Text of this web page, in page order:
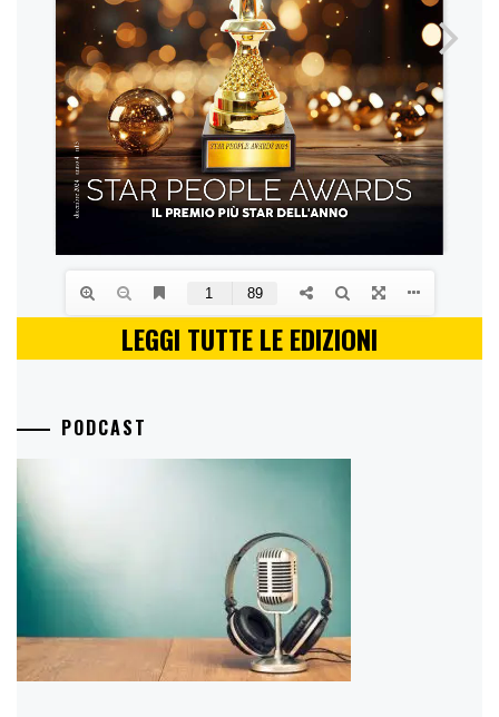
LEGGI TUTTE LE EDIZIONI
PODCAST